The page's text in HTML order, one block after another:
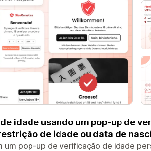
idade usando um pop-up de
de idade ou data de
um pop-up de verificação de idade